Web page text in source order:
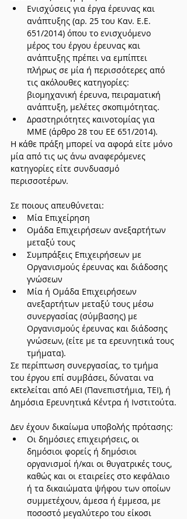
Ενισχύσεις για έργα έρευνας και
ανάπτυξης (αρ. 25 του Καν. Ε.Ε.
651/2014) όπου το ενισχυόμενο
μέρος του έργου έρευνας και
ανάπτυξης πρέπει να εμπίπτει
πλήρως σε μία ή περισσότερες από
τις ακόλουθες κατηγορίες:
βιομηχανική έρευνα, πειραματική
ανάπτυξη, μελέτες σκοπιμότητας.
Δραστηριότητες καινοτομίας για
ΜΜΕ (άρθρο 28 του ΕΕ 651/2014).
Η κάθε πράξη μπορεί να αφορά είτε μόνο
μία από τις ως άνω αναφερόμενες
κατηγορίες είτε συνδυασμό
περισσοτέρων.
Σε ποιους απευθύνεται:
Μία Επιχείρηση
Ομάδα Επιχειρήσεων ανεξαρτήτων
μεταξύ τους
Συμπράξεις Επιχειρήσεων με
Οργανισμούς έρευνας και διάδοσης
γνώσεων
Μία ή Ομάδα Επιχειρήσεων
ανεξαρτήτων μεταξύ τους μέσω
συνεργασίας (σύμβασης) με
Οργανισμούς έρευνας και διάδοσης
γνώσεων, (είτε με τα ερευνητικά τους
τμήματα).
Σε περίπτωση συνεργασίας, το τμήμα
του έργου επί συμβάσει, δύναται να
εκτελείται από ΑΕΙ (Πανεπιστήμια, ΤΕΙ), ή
Δημόσια Ερευνητικά Κέντρα ή Ινστιτούτα.
Δεν έχουν δικαίωμα υποβολής πρότασης:
Οι δημόσιες επιχειρήσεις, οι
δημόσιοι φορείς ή δημόσιοι
οργανισμοί ή/και οι θυγατρικές τους,
καθώς και οι εταιρείες στο κεφάλαιο
ή τα δικαιώματα ψήφου των οποίων
συμμετέχουν, άμεσα ή έμμεσα, με
ποσοστό μεγαλύτερο του είκοσι